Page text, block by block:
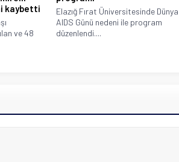
kaybetti
ve 48
Elazığ Fırat Üniversitesinde Dünya
AIDS Günü nedeni ile program
düzenlendi....